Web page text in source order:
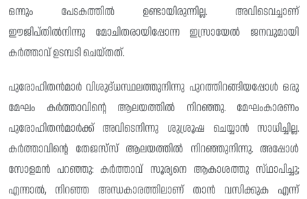
ഒന്നും പേടകത്തിൽ ഉണ്ടായിരുന്നില്ല. അവിടെവച്ചാണ്
ഈജിപ്തിൽനിന്നു മോചിതരായിപ്പോന്ന ഇസ്രായേൽ ജനവുമായി
കർത്താവ് ഉടമ്പടി ചെയ്തത്.
പുരോഹിതൻമാർ വിശുദ്‌ധസ്ഥലത്തുനിന്നു പുറത്തിറങ്ങിയപ്പോൾ ഒരു
മേഘം കർത്താവിന്റെ ആലയത്തിൽ നിറഞ്ഞു. മേഘംകാരണം
പുരോഹിതൻമാർക്ക് അവിടെനിന്നു ശുശ്രൂഷ ചെയ്യാൻ സാധിച്ചില്ല.
കർത്താവിന്റെ തേജസ്‌സ് ആലയത്തിൽ നിറഞ്ഞുനിന്നു. അപ്പോൾ
സോളമൻ പറഞ്ഞു: കർത്താവ് സൂര്യനെ ആകാശത്തു സ്‌ഥാപിച്ചു;
എന്നാൽ, നിറഞ്ഞ അന്ധകാരത്തിലാണ് താൻ വസിക്കുക എന്ന്